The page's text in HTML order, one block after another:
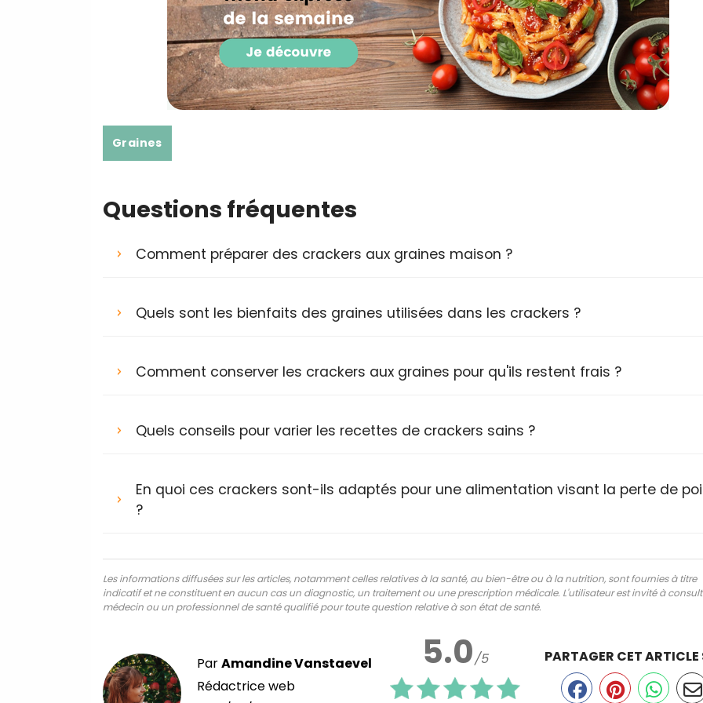
Graines
Questions fréquentes
Comment préparer des crackers aux graines maison ?
Quels sont les bienfaits des graines utilisées dans les crackers ?
Comment conserver les crackers aux graines pour qu'ils restent frais ?
Quels conseils pour varier les recettes de crackers sains ?
En quoi ces crackers sont-ils adaptés pour une alimentation visant la perte de
?
Les informations diffusées sur les articles, notamment celles relatives à la santé, au bien-être ou à la nutrition, sont fournies à titre
indicatif et ne constituent en aucun cas un diagnostic, un traitement ou une prescription médicale. L'utilisateur est invité à
médecin ou un professionnel de santé qualifié pour toute question relative à son état de santé.
ParAmandine Vanstaevel
Rédactrice web
5.0/5 PARTAGER CET ARTICLE